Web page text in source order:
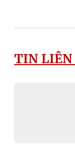
TIN LIÊN